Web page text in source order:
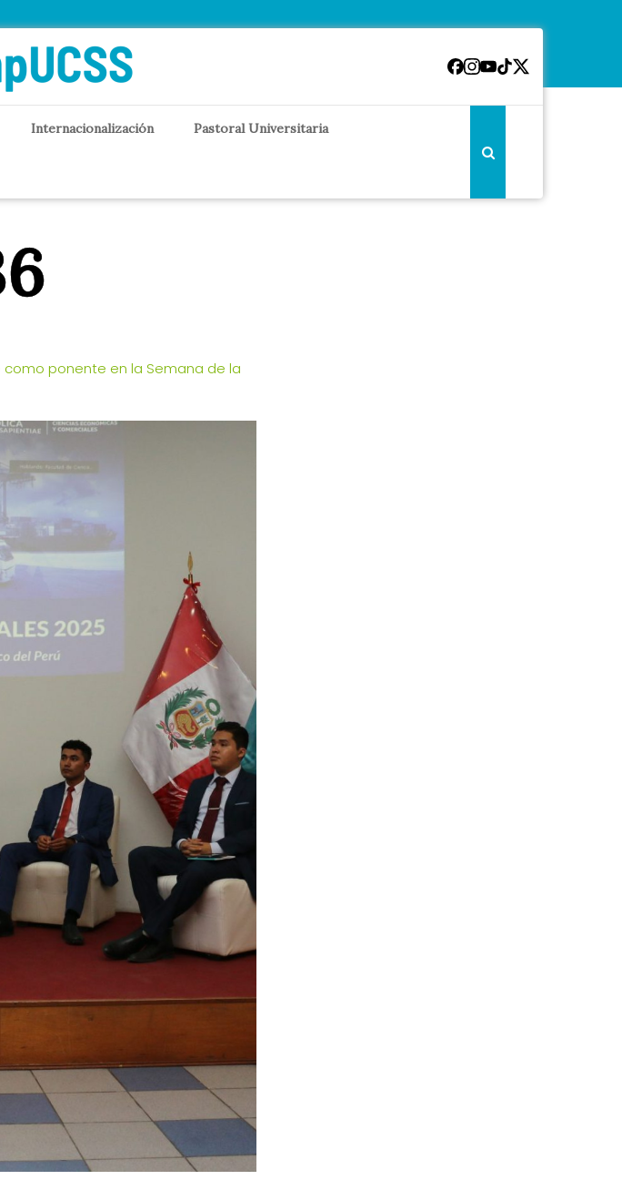
Internacionalización Pastoral Universitaria
ponente en la Semana de la